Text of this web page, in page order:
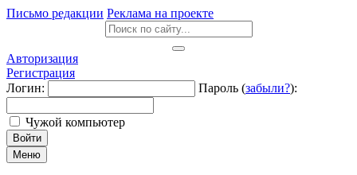
Письмо редакции Реклама на проекте
Авторизация
Регистрация
Логин:
Пароль (забыли?):
Чужой компьютер
Войти
Меню